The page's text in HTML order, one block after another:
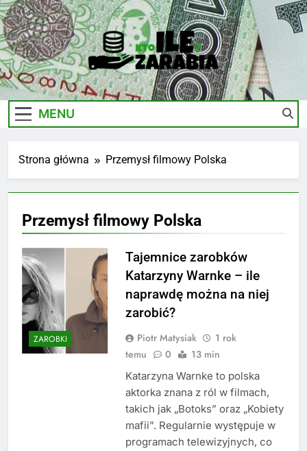
Skip
to
content
Ile-
Zarabia.edu.pl
Zarobki Gwiazd, Ciekawostki I Biznes
MENU
Strona główna Przemysł filmowy Polska
Przemysł filmowy Polska
ZAROBKI
Tajemnice zarobków
Katarzyny Warnke – ile
naprawdę można na niej
zarobić?
Piotr Matysiak
1 rok
temu
0 13 min
Katarzyna Warnke to polska
aktorka znana z ról w filmach,
takich jak „Botoks” oraz „Kobiety
mafii”. Regularnie występuje w
programach telewizyjnych, co